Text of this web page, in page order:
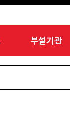
부설기관